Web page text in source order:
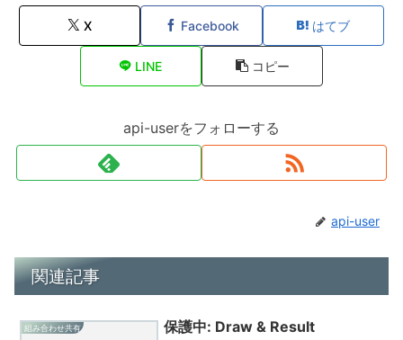
X Facebook はてブ
LINE コピー
api-userをフォローする
api-user
関連記事
組み合わせ共有 保護中: Draw & Result